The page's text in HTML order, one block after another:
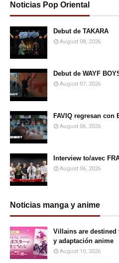
Noticias Pop Oriental
Debut de TAKARA
August 08, 2026
Debut de WAYF
August 07, 2026
FAVIQ regresan con
August 06, 2026
Interview to/avec
August 06, 2026
Noticias manga y anime
Villains are destined
y adaptación anime
August 10, 2026